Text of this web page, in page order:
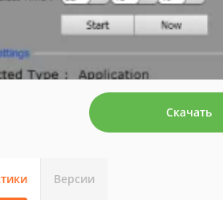
Скачать
Версии